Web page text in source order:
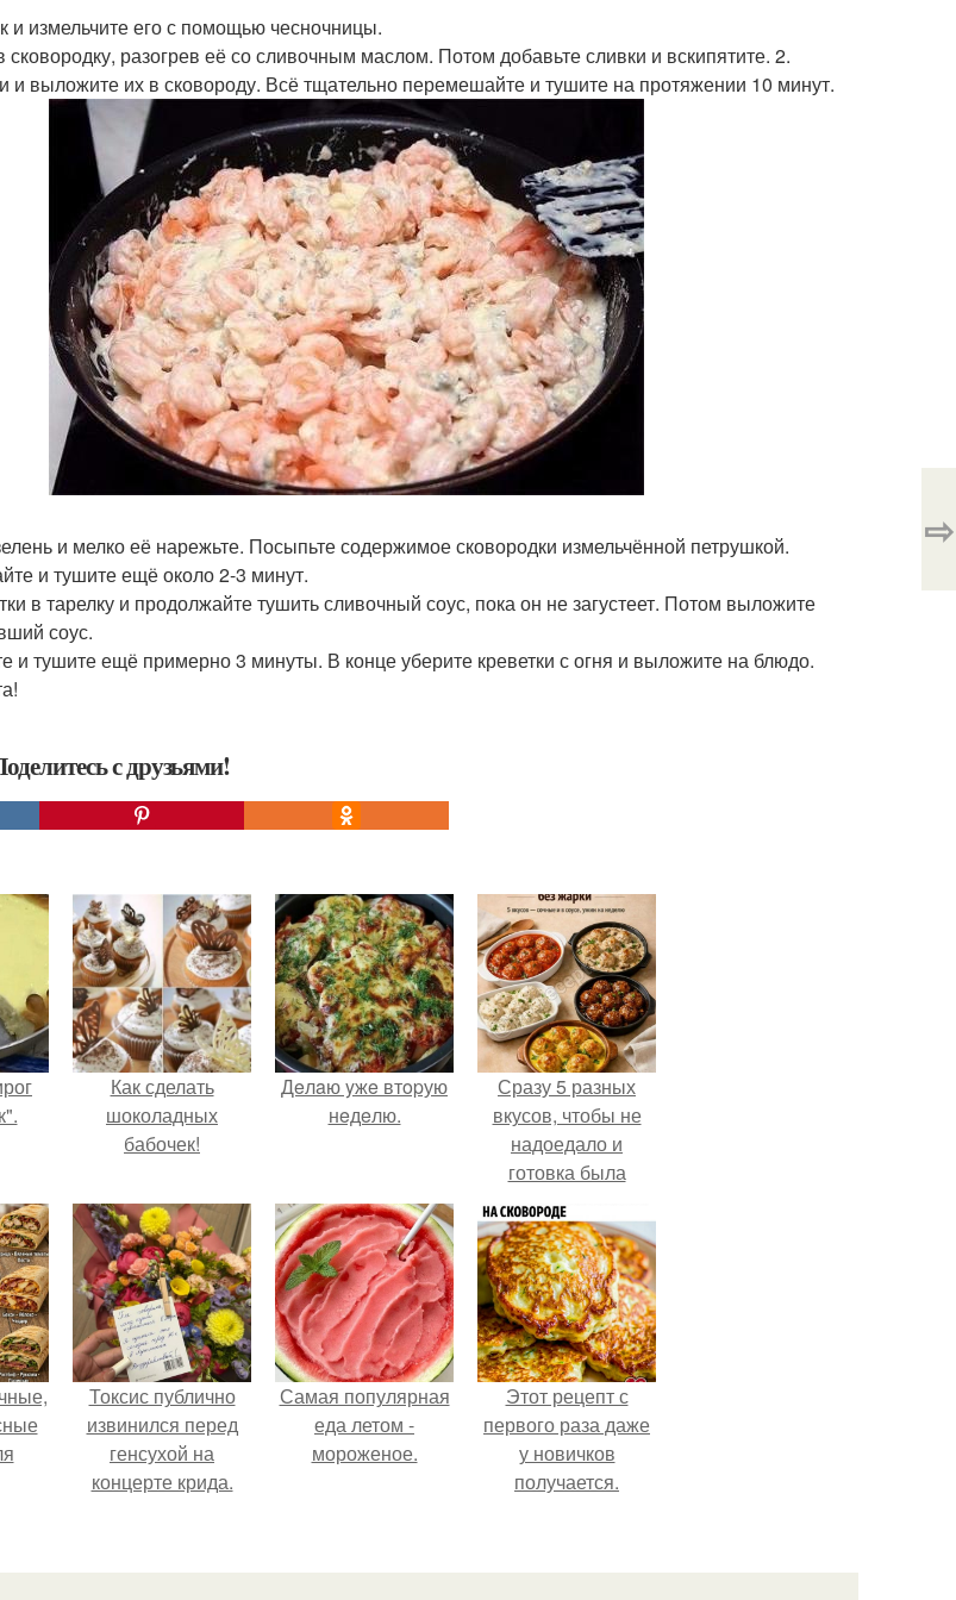
и измельчите его с помощью чесночницы.
разогрев её со сливочным маслом. Потом добавьте сливки и вскипятите. 2.
и выложите их в сковороду. Всё тщательно перемешайте и тушите на протяжении 10 минут.
и мелко её нарежьте. Посыпьте содержимое сковородки измельчённой петрушкой.
и тушите ещё около 2-3 минут.
в тарелку и продолжайте тушить сливочный соус, пока он не загустеет. Потом выложите
соус.
и тушите ещё примерно 3 минуты. В конце уберите креветки с огня и выложите на блюдо.
с друзьями!
⇨
Как сделать
шоколадных
бабочек!
Дeлaю yжe втopую
нeдeлю.
Сразу 5 разных
вкусов, чтобы не
надоедало и
готовка была
проще.
Токсис публично
извинился перед
генсухой на
концерте крида.
Самая популярная
еда летом -
мороженое.
Этот рецепт с
первого раза даже
у новичков
получается.